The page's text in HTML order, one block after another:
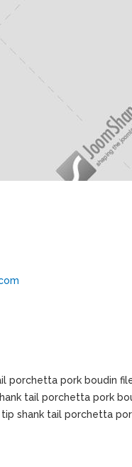
porchetta pork boudin
tail porchetta pork
shank tail porchetta